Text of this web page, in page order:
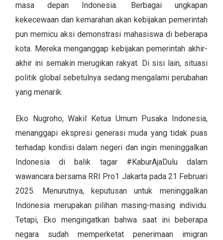
masa depan Indonesia. Berbagai ungkapan
kekecewaan dan kemarahan akan kebijakan pemerintah
pun memicu aksi demonstrasi mahasiswa di beberapa
kota. Mereka menganggap kebijakan pemerintah akhir-
akhir ini semakin merugikan rakyat. Di sisi lain, situasi
politik global sebetulnya sedang mengalami perubahan
yang menarik.
Eko Nugroho, Wakil Ketua Umum Pusaka Indonesia,
menanggapi ekspresi generasi muda yang tidak puas
terhadap kondisi dalam negeri dan ingin meninggalkan
Indonesia di balik tagar #KaburAjaDulu dalam
wawancara bersama RRI Pro1 Jakarta pada 21 Februari
2025. Menurutnya, keputusan untuk meninggalkan
Indonesia merupakan pilihan masing-masing individu.
Tetapi, Eko mengingatkan bahwa saat ini beberapa
negara sudah memperketat penerimaan imigran